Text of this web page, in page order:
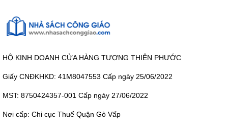
HỘ KINH DOANH CỬA HÀNG TƯỢNG THIÊN PHƯỚC
Giấy CNĐKHKD: 41M8047553 Cấp ngày 25/06/2022
MST: 8750424357-001 Cấp ngày 27/06/2022
Nơi cấp: Chi cục Thuế Quận Gò Vấp